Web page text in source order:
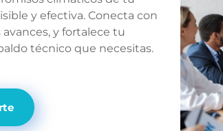
del
y efectiva. Conecta con
y fortalece tu
técnico que necesitas.